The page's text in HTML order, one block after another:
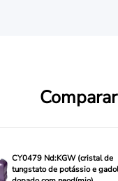
CY0479 Nd:KGW (cristal de
tungstato de potássio e